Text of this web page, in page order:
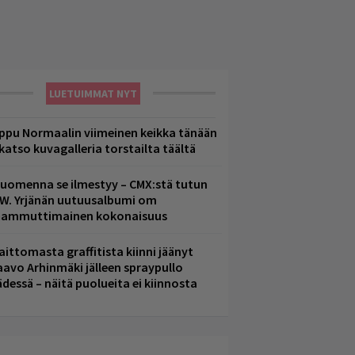
LUETUIMMAT NYT
Normaalin viimeinen keikka tänään
kuvagalleria torstailta täältä
se ilmestyy – CMX:stä tutun
Yrjänän uutuusalbumi om
kokonaisuus
graffitista kiinni jäänyt
Arhinmäki jälleen spraypullo
– näitä puolueita ei kiinnosta